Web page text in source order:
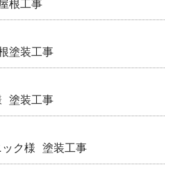
根工事
塗装工事
塗装工事
ック様 塗装工事